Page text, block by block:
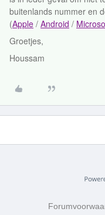
buitenlands nummer en
(Apple / Android /
Groetjes,
Houssam